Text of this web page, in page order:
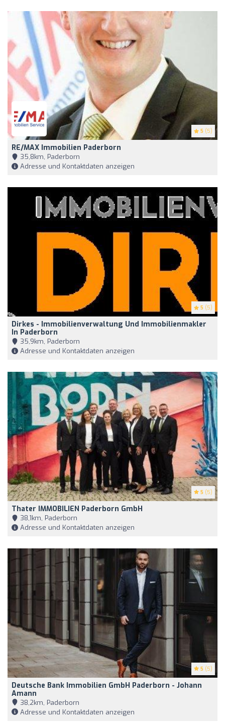
5 (5)
RE/MAX Immobilien Paderborn
35,8km, Paderborn
Adresse und Kontaktdaten anzeigen
5 (5)
Dirkes - Immobilienverwaltung Und Immobilienmakler
In Paderborn
35,9km, Paderborn
Adresse und Kontaktdaten anzeigen
5 (5)
Thater IMMOBILIEN Paderborn GmbH
38,1km, Paderborn
Adresse und Kontaktdaten anzeigen
5 (5)
Deutsche Bank Immobilien GmbH Paderborn - Johann
Amann
38,2km, Paderborn
Adresse und Kontaktdaten anzeigen